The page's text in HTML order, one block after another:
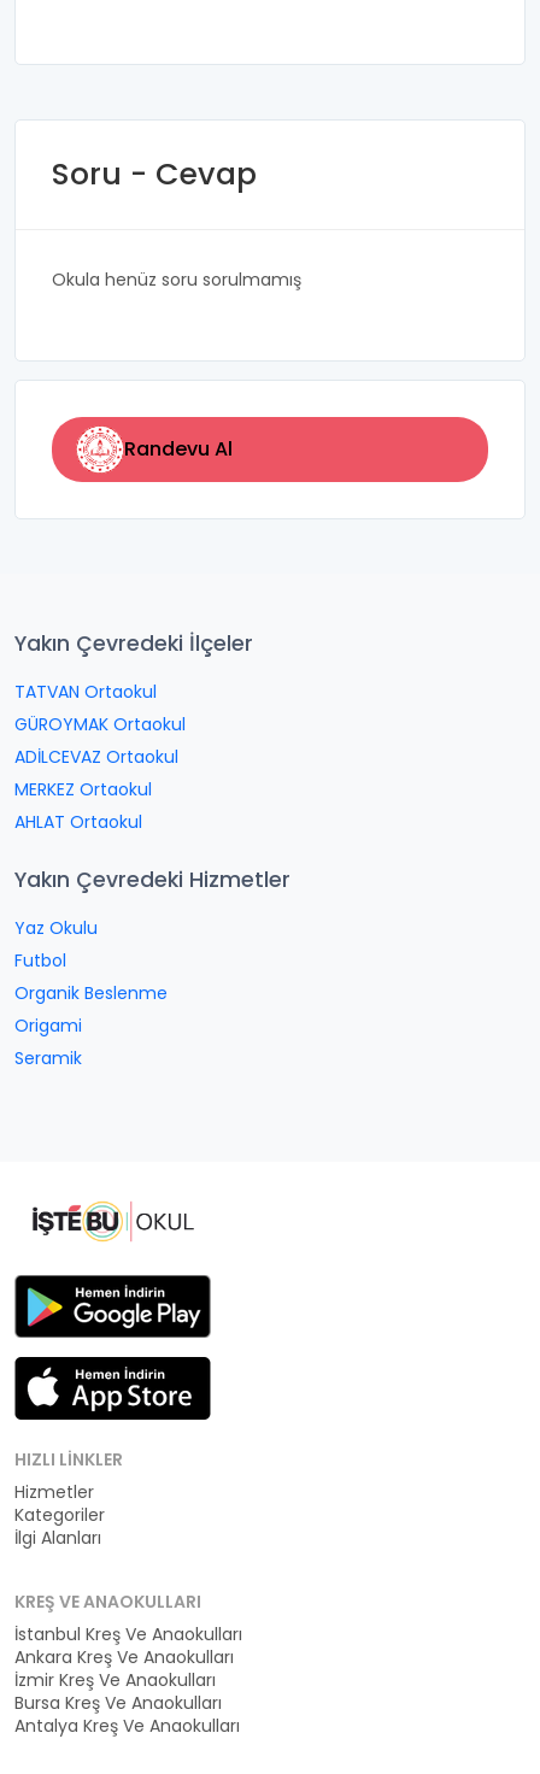
Soru - Cevap
Okula henüz soru sorulmamış
Randevu Al
Yakın Çevredeki İlçeler
TATVAN Ortaokul
GÜROYMAK Ortaokul
ADİLCEVAZ Ortaokul
MERKEZ Ortaokul
AHLAT Ortaokul
Yakın Çevredeki Hizmetler
Yaz Okulu
Futbol
Organik Beslenme
Origami
Seramik
HIZLI LINKLER
Hizmetler
Kategoriler
İlgi Alanları
KREŞ VE ANAOKULLARI
İstanbul Kreş Ve Anaokulları
Ankara Kreş Ve Anaokulları
İzmir Kreş Ve Anaokulları
Bursa Kreş Ve Anaokulları
Antalya Kreş Ve Anaokulları